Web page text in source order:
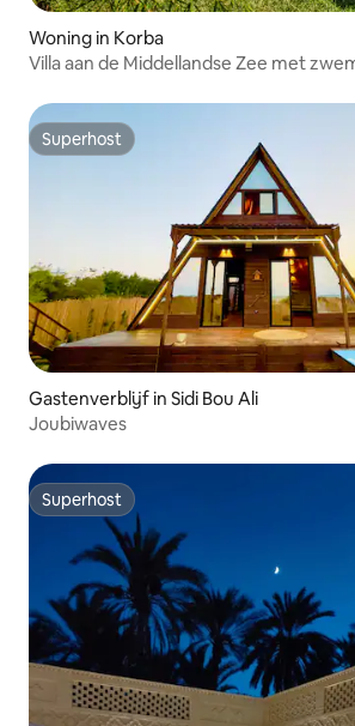
Woning in Korba
Villa aan de Middellandse Zee met
Superhost
Superhost
Gastenverblijf in Sidi Bou Ali
Joubiwaves
Superhost
Superhost